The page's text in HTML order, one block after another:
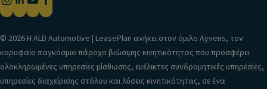
© 2026 H ALD Automotive | LeasePlan ανήκει στον όμιλο Ayvens, τον
κορυφαίο παγκόσμιο πάροχο βιώσιμης κινητικότητας που προσφέρει
ολοκληρωμένες υπηρεσίες μίσθωσης, ευέλικτες συνδρομητικές υπηρεσίες,
υπηρεσίες διαχείρισης στόλου και λύσεις κινητικότητας, σε ένα